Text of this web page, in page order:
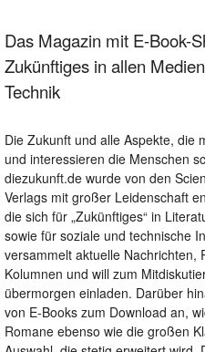
Das Magazin mit E-Book-
Zukünftiges in allen
Technik
Die Zukunft und alle Aspekte, die
und interessieren die Menschen
diezukunft.de wurde von den
Verlags mit großer Leidenschaft
die sich für „Zukünftiges“ in
sowie für soziale und technische
versammelt aktuelle Nachrichten,
Kolumnen und will zum
übermorgen einladen. Darüber
von E-Books zum Download an,
Romane ebenso wie die großen